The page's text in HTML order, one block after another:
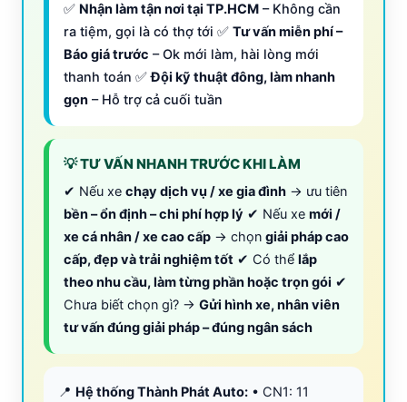
✅ Nhận làm tận nơi tại TP.HCM – Không cần
ra tiệm, gọi là có thợ tới ✅ Tư vấn miễn phí –
Báo giá trước – Ok mới làm, hài lòng mới
thanh toán ✅Đội kỹ thuật đông, làm nhanh
gọn – Hỗ trợ cả cuối tuần
💡 TƯ VẤN NHANH TRƯỚC KHI LÀM
✔ Nếu xe chạy dịch vụ / xe gia đình → ưu tiên
bền – ổn định – chi phí hợp lý ✔ Nếu xe mới /
xe cá nhân / xe cao cấp → chọn giải pháp cao
cấp, đẹp và trải nghiệm tốt ✔ Có thể lắp
theo nhu cầu, làm từng phần hoặc trọn gói ✔
Chưa biết chọn gì? → Gửi hình xe, nhân viên
tư vấn đúng giải pháp – đúng ngân sách
📍 Hệ thống Thành Phát Auto: • CN1: 11